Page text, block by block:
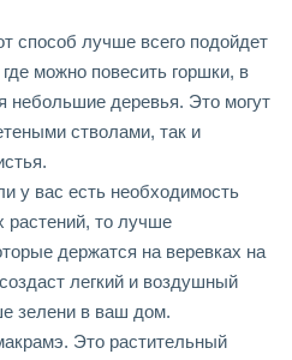
способ лучше всего подойдет
можно повесить горшки, в
небольшие деревья. Это могут
стволами, так и
у вас есть необходимость
растений, то лучше
держатся на веревках на
легкий и воздушный
зелени в ваш дом.
Это растительный